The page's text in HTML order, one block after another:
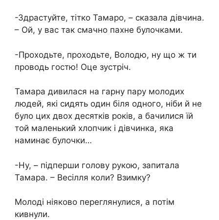
-Здрастуйте, тітко Тамаро, – сказала дівчина.
– Ой, у вас так смачно пахне булочками.
-Проходьте, проходьте, Володю, ну що ж ти
проводь гостю! Оце зустріч.
Тамара дивилася на гарну пару молодих
людей, які сидять один біля одного, ніби й не
було цих двох десятків років, а бачилися їй
той маленький хлопчик і дівчинка, яка
наминає булочки…
-Ну, – підперши голову рукою, запитала
Тамара. – Весілля коли? Взимку?
Молоді ніяково переглянулися, а потім
кивнули.